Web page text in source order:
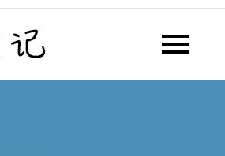
懂懂日记网每天同步更新懂懂学